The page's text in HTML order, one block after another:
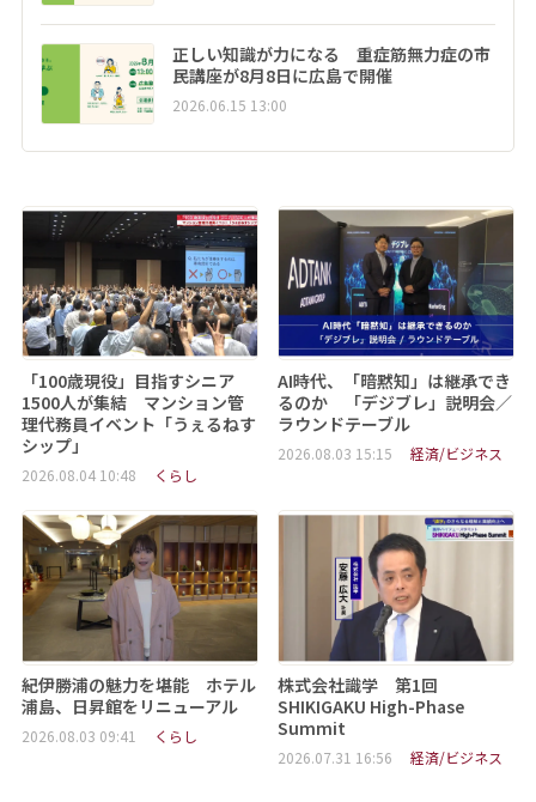
正しい知識が力になる 重症筋無力症の市
民講座が8月8日に広島で開催
2026.06.15 13:00
「100歳現役」目指すシニア
1500人が集結 マンション管
理代務員イベント「うぇるねす
シップ」
2026.08.04 10:48 くらし
AI時代、「暗黙知」は継承でき
るのか 「デジブレ」説明会／
ラウンドテーブル
2026.08.03 15:15 経済/ビジネス
紀伊勝浦の魅力を堪能 ホテル
浦島、日昇館をリニューアル
2026.08.03 09:41 くらし
株式会社識学 第1回
SHIKIGAKU High-Phase
Summit
2026.07.31 16:56 経済/ビジネス